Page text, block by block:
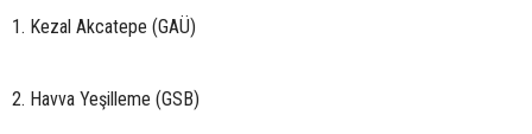
1. Kezal Akcatepe (GAÜ)
2. Havva Yeşilleme (GSB)